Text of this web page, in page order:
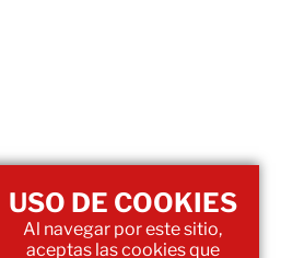
USO DE COOKIES
Al navegar por este sitio,
aceptas las cookies que